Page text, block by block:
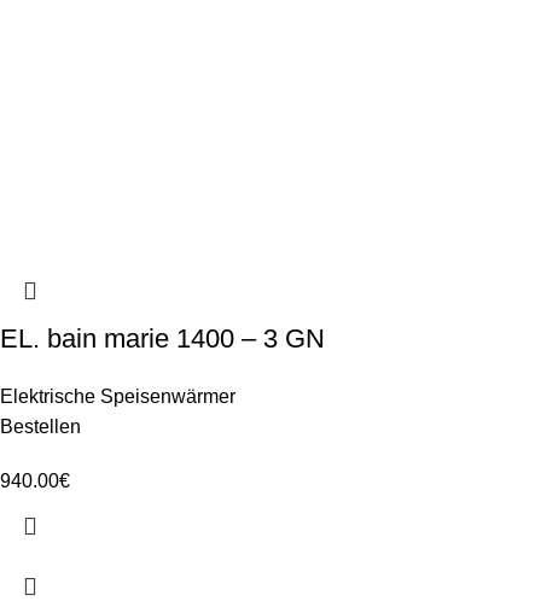
EL. bain marie 1400 – 3 GN
Elektrische Speisenwärmer
Bestellen
940.00€